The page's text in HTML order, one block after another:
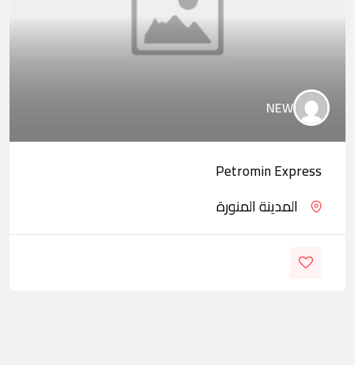
NEW
Petromin Express
المدينة المنورة